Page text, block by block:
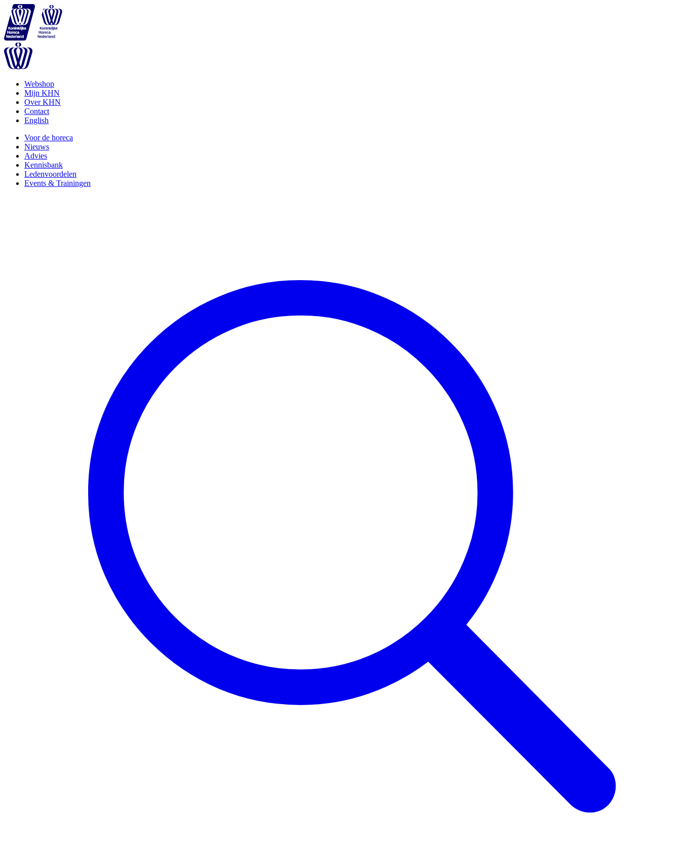
Webshop
Mijn KHN
Over KHN
Contact
English
Voor de horeca
Nieuws
Advies
Kennisbank
Ledenvoordelen
Events & Trainingen